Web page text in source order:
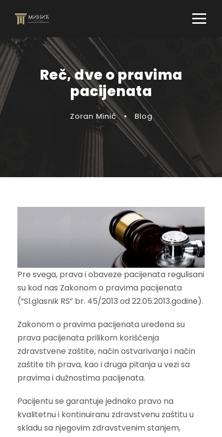
Reč, dve o pravima
pacijenata
Zoran Minić • Blog
Pre svega, prava i obaveze pacijenata regulisani
su kod nas Zakonom o pravima pacijenata
(“Sl.glasnik RS” br. 45/2013 od 22.05.2013.godine).
Zakonom o pravima pacijenata uređena su
prava pacijenata prilikom korišćenja
zdravstvene zaštite, način ostvarivanja i način
zaštite tih prava, kao i druga pitanja u vezi sa
pravima i dužnostima pacijenata.
Pacijentu se garantuje jednako pravo na
kvalitetnu i kontinuiranu zdravstvenu zaštitu u
skladu sa njegovim zdravstvenim stanjem,